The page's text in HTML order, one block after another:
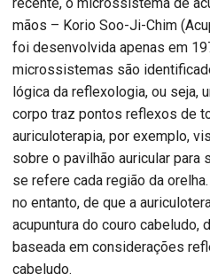
recente, o microssistema de
mãos – Korio Soo-Ji-Chim
foi desenvolvida apenas em
microssistemas são
lógica da reflexologia, ou seja,
corpo traz pontos reflexos de
auriculoterapia, por exemplo,
sobre o pavilhão auricular para
se refere cada região da
no entanto, de que a
acupuntura do couro cabeludo,
baseada em considerações
cabeludo.